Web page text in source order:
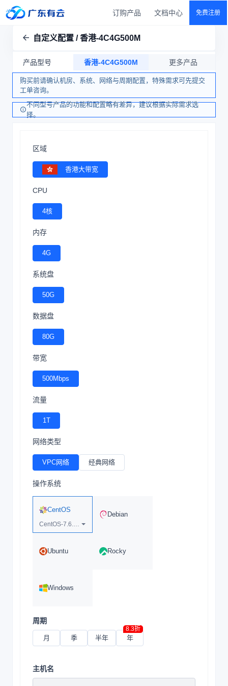
订购产品 文档中心 免费注册
自定义配置 / 香港-4C4G500M
产品型号 香港-4C4G500M 更多产品
购买前请确认机房、系统、网络与周期配置，特殊需求可先提交
工单咨询。
不同型号产品的功能和配置略有差异，建议根据实际需求选
择。
区域
香港大带宽
CPU
4核
内存
4G
系统盘
50G
数据盘
80G
带宽
500Mbps
流量
1T
网络类型
VPC网络 经典网络
操作系统
CentOS
CentOS-7.6.1810-x64
Debian
Ubuntu Rocky
Windows
周期
月 季 半年 年
8.3折
主机名